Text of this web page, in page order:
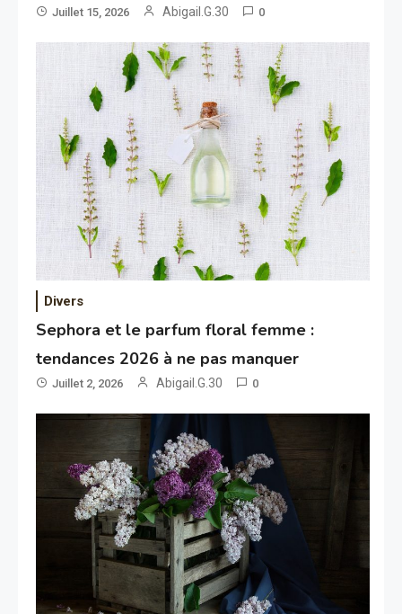
Juillet 15, 2026 Abigail.G.30 0
Divers
Sephora et le parfum floral femme :
tendances 2026 à ne pas manquer
Juillet 2, 2026 Abigail.G.30 0